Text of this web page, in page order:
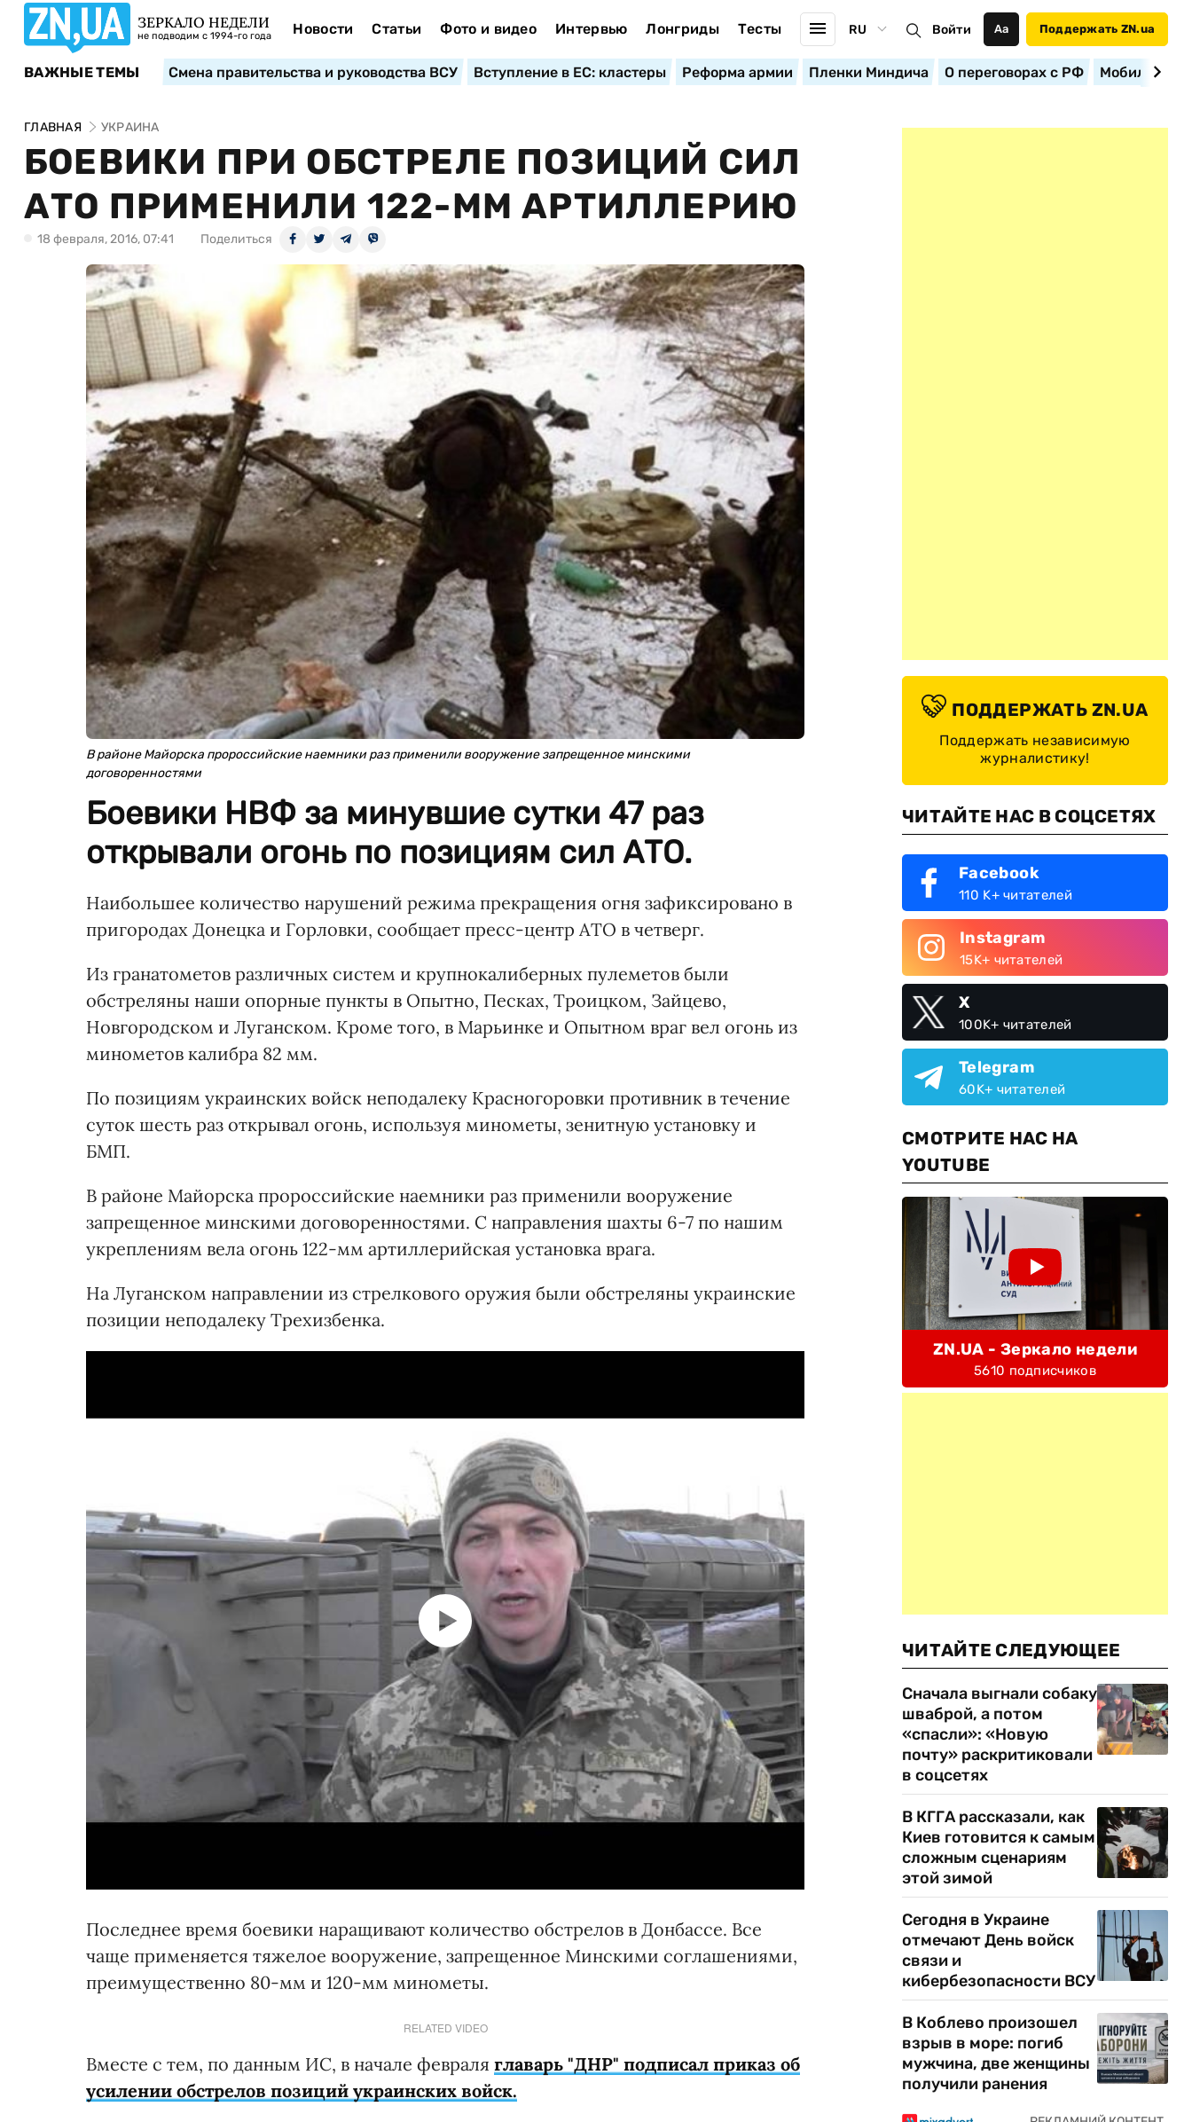
ЗЕРКАЛО НЕДЕЛИ
не подводим с 1994-го года Новости Статьи Фото и видео Интервью Лонгриды Тесты RU Войти Аа Поддержать ZN.ua
ВАЖНЫЕ ТЕМЫ Смена правительства и руководства ВСУ Вступление в ЕС: кластеры Реформа армии Пленки Миндича О переговорах с РФ
ГЛАВНАЯ УКРАИНА
БОЕВИКИ ПРИ ОБСТРЕЛЕ ПОЗИЦИЙ СИЛ
АТО ПРИМЕНИЛИ 122-ММ АРТИЛЛЕРИЮ
18 февраля, 2016, 07:41 Поделиться
В районе Майорска пророссийские наемники раз применили вооружение запрещенное минскими
договоренностями
Боевики НВФ за минувшие сутки 47 раз
открывали огонь по позициям сил АТО.
Наибольшее количество нарушений режима прекращения огня зафиксировано в
пригородах Донецка и Горловки, сообщает пресс-центр АТО в четверг.
Из гранатометов различных систем и крупнокалиберных пулеметов были
обстреляны наши опорные пункты в Опытно, Песках, Троицком, Зайцево,
Новгородском и Луганском. Кроме того, в Марьинке и Опытном враг вел огонь из
минометов калибра 82 мм.
По позициям украинских войск неподалеку Красногоровки противник в течение
суток шесть раз открывал огонь, используя минометы, зенитную установку и
БМП.
В районе Майорска пророссийские наемники раз применили вооружение
запрещенное минскими договоренностями. С направления шахты 6-7 по нашим
укреплениям вела огонь 122-мм артиллерийская установка врага.
На Луганском направлении из стрелкового оружия были обстреляны украинские
позиции неподалеку Трехизбенка.
Последнее время боевики наращивают количество обстрелов в Донбассе. Все
чаще применяется тяжелое вооружение, запрещенное Минскими соглашениями,
преимущественно 80-мм и 120-мм минометы.
RELATED VIDEO
Вместе с тем, по данным ИС, в начале февраля главарь "ДНР" подписал приказ об
усилении обстрелов позиций украинских войск.
ПОДДЕРЖАТЬ ZN.UA
Поддержать независимую
журналистику!
ЧИТАЙТЕ НАС В СОЦСЕТЯХ
Facebook
110 K+ читателей
Instagram
15K+ читателей
X
100K+ читателей
Telegram
60K+ читателей
СМОТРИТЕ НАС НА
YOUTUBE
ZN.UA - Зеркало недели
5610 подписчиков
ЧИТАЙТЕ СЛЕДУЮЩЕЕ
Сначала выгнали собаку
шваброй, а потом
«спасли»: «Новую
почту» раскритиковали
в соцсетях
В КГГА рассказали, как
Киев готовится к самым
сложным сценариям
этой зимой
Сегодня в Украине
отмечают День войск
связи и
кибербезопасности ВСУ
В Коблево произошел
взрыв в море: погиб
мужчина, две женщины
получили ранения